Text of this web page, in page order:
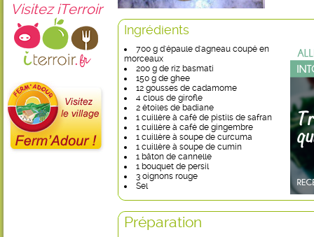
Visitez iTerroir
Ingrédients
700 g d'épaule d'agneau coupé en
morceaux
200 g de riz basmati
150 g de ghee
12 gousses de cadamome
4 clous de girofle
2 étoiles de badiane
1 cuillère à café de pistils de safran
1 cuillère à café de gingembre
1 cuillère à soupe de curcuma
1 cuillère à soupe de cumin
1 bâton de cannelle
1 bouquet de persil
3 oignons rouge
Sel
Préparation